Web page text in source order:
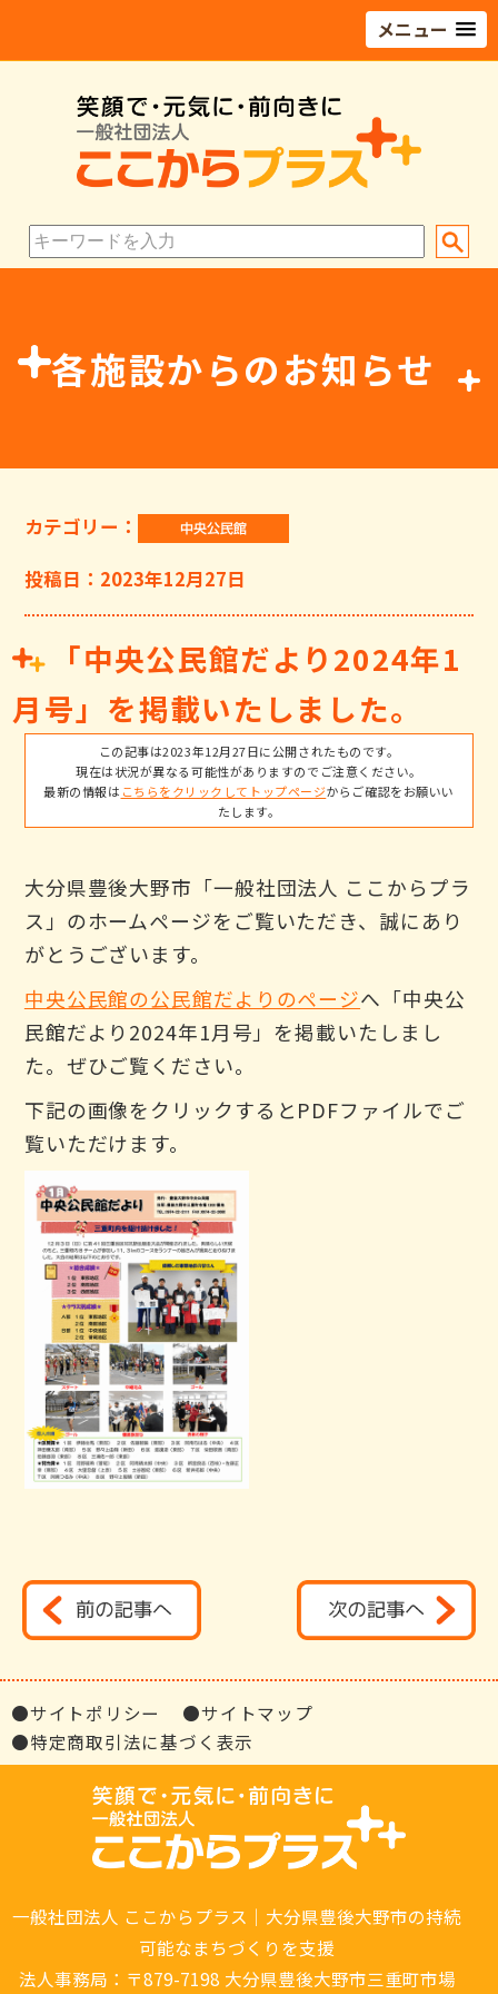
メニュー
各施設からのお知らせ
カテゴリー：
投稿日：2023年12月27日
「中央公民館だより2024年1
月号」を掲載いたしました。
この記事は2023年12月27日に公開されたものです。
現在は状況が異なる可能性がありますのでご注意ください。
最新の情報は こちらをクリックしてトップページからご確認をお願いい
たします。
大分県豊後大野市「一般社団法人 ここからプラ
ス」のホームページをご覧いただき、誠にあり
がとうございます。
中央公民館の公民館だよりのページへ「中央公
民館だより2024年1月号」を掲載いたしまし
た。ぜひご覧ください。
下記の画像をクリックするとPDFファイルでご
覧いただけます。
●サイトポリシー
●サイトマップ
●特定商取引法に基づく表示
一般社団法人 ここからプラス｜大分県豊後大野市の持続
可能なまちづくりを支援
法人事務局：〒879-7198 大分県豊後大野市三重町市場